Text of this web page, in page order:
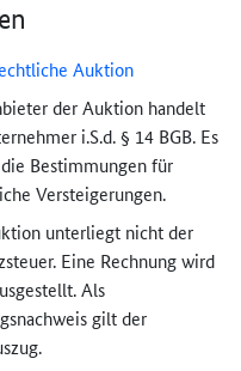
Auktion
der Auktion handelt
i.S.d. § 14 BGB. Es
Bestimmungen für
Versteigerungen.
unterliegt nicht der
Eine Rechnung wird
Als
gilt der